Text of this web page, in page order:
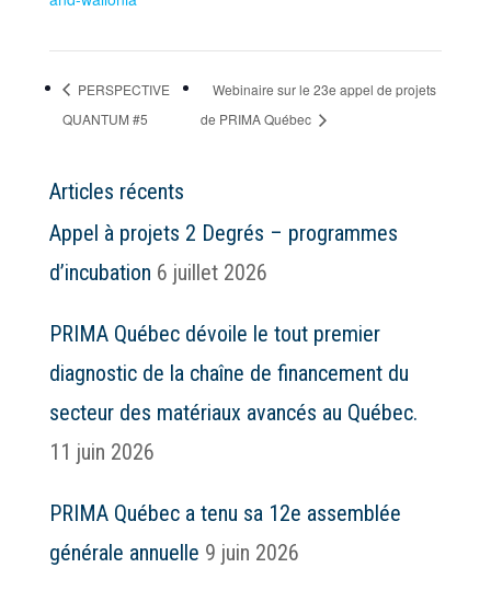
PERSPECTIVE
QUANTUM #5
Webinaire sur le 23e appel de projets
de PRIMA Québec
Articles récents
Appel à projets 2 Degrés – programmes
d’incubation 6 juillet 2026
PRIMA Québec dévoile le tout premier
diagnostic de la chaîne de financement du
secteur des matériaux avancés au Québec.
11 juin 2026
PRIMA Québec a tenu sa 12e assemblée
générale annuelle 9 juin 2026